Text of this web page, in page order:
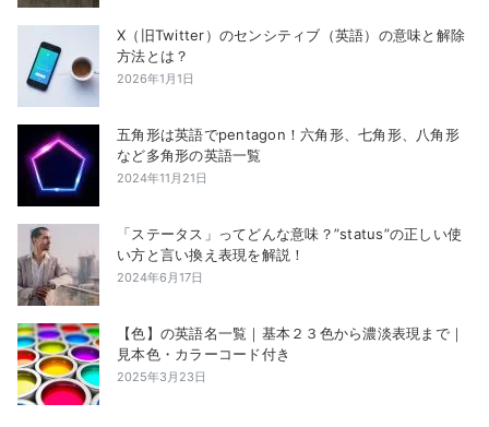
X（旧Twitter）のセンシティブ（英語）の意味と解除
方法とは？
2026年1月1日
五角形は英語でpentagon！六角形、七角形、八角形
など多角形の英語一覧
2024年11月21日
「ステータス」ってどんな意味？”status”の正しい使
い方と言い換え表現を解説！
2024年6月17日
【色】の英語名一覧｜基本２３色から濃淡表現まで｜
見本色・カラーコード付き
2025年3月23日